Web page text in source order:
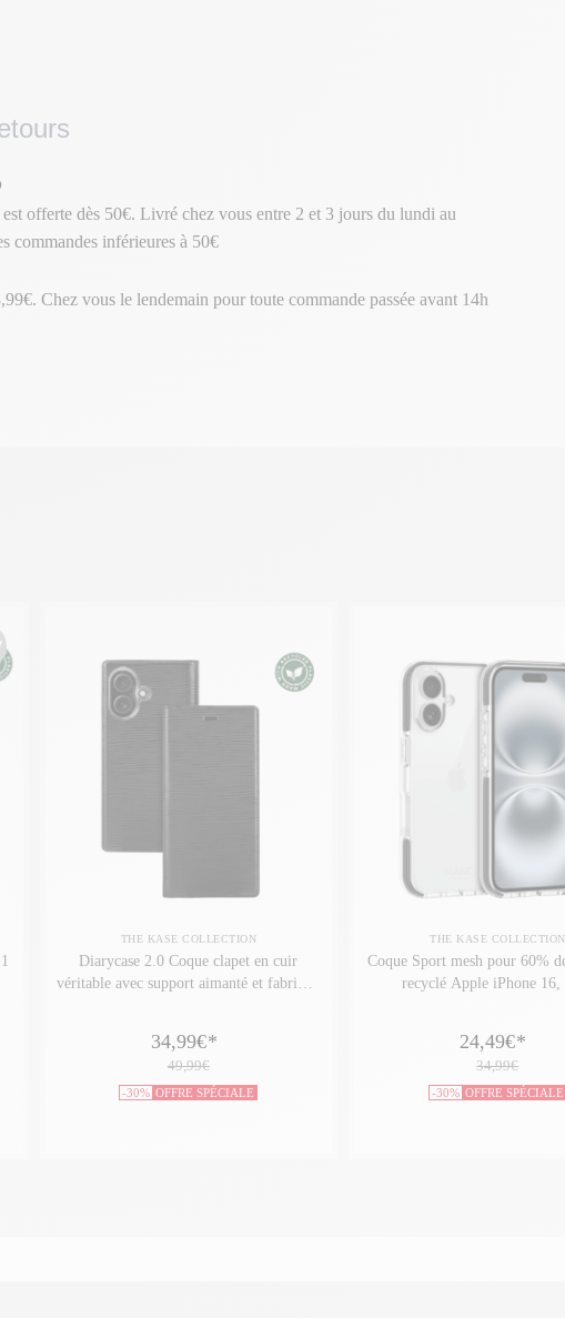
offerte dès 50€. Livré chez vous entre 2 et 3 jours du lundi au
commandes inférieures à 50€
Chez vous le lendemain pour toute commande passée avant 14h
THE KASE COLLECTION
Diarycase 2.0 Coque clapet en cuir
véritable avec support aimanté et fabriqué
34,99€*
49,99€
-30% OFFRE SPÉCIALE
THE KASE COLLECTION
Coque Sport mesh pour 60%
recyclé Apple iPhone
24,49€*
34,99€
-30% OFFRE SPÉCIALE